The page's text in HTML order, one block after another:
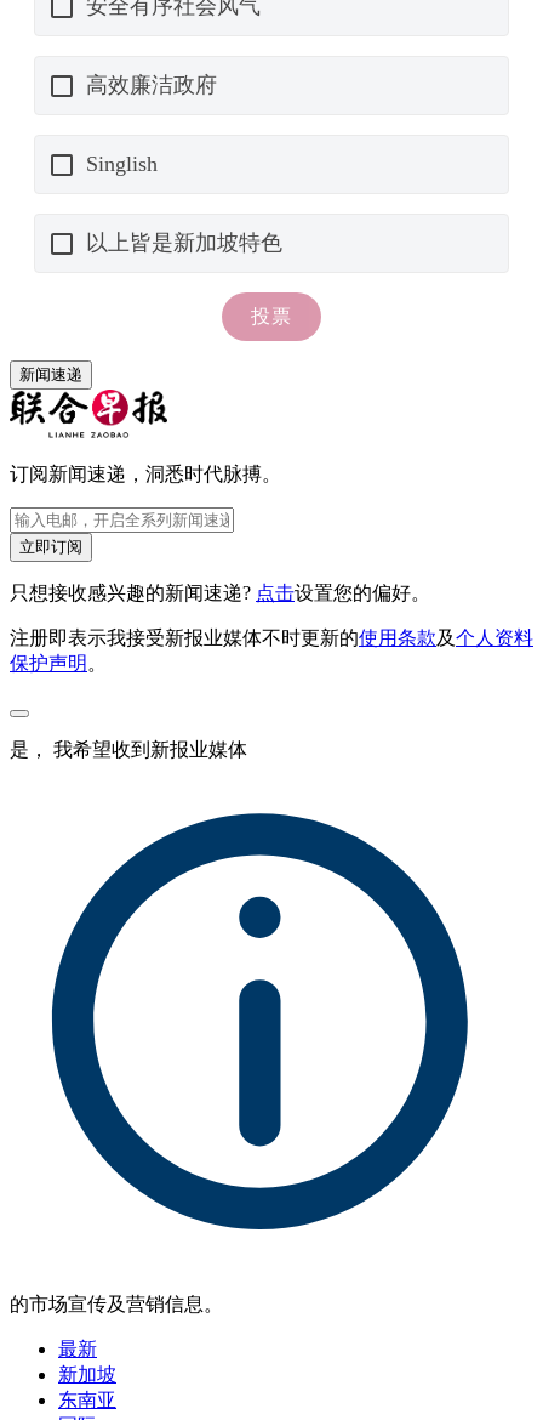
新闻速递
订阅新闻速递，洞悉时代脉搏。
立即订阅
只想接收感兴趣的新闻速递? 点击设置您的偏好。
注册即表示我接受新报业媒体不时更新的使用条款及个人资料
保护声明 。
是， 我希望收到新报业媒体
的市场宣传及营销信息。
最新
新加坡
东南亚